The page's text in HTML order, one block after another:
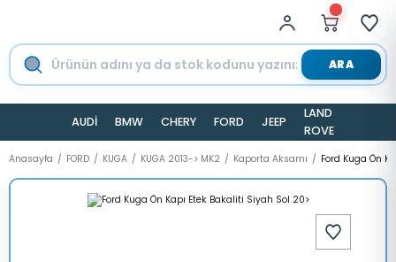
ARA
AUDİ BMW CHERY FORD JEEP
LAND
ROVER
Anasayfa FORD KUGA KUGA 2013-> MK2 Kaporta Aksamı Ford Kuga Ön